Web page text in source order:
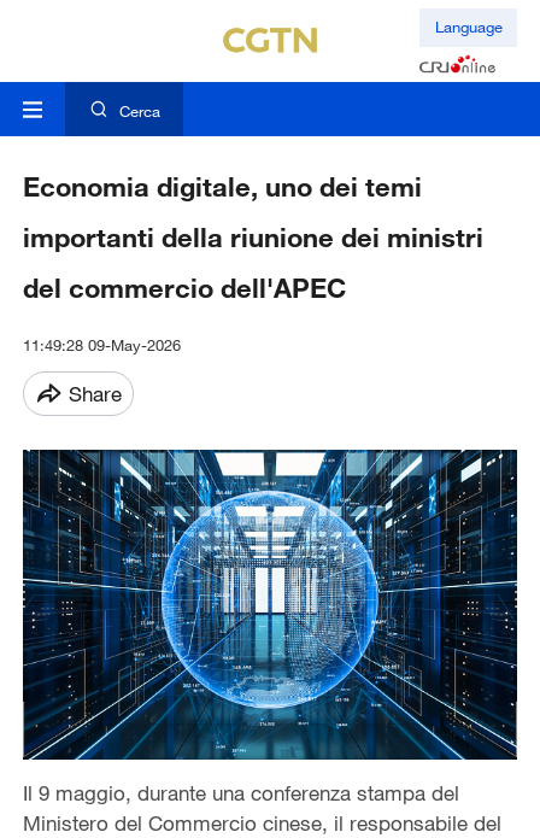
Language
Cerca
Economia digitale, uno dei temi
importanti della riunione dei ministri
del commercio dell'APEC
11:49:28 09-May-2026
Share
Il 9 maggio, durante una conferenza stampa del
Ministero del Commercio cinese, il responsabile del